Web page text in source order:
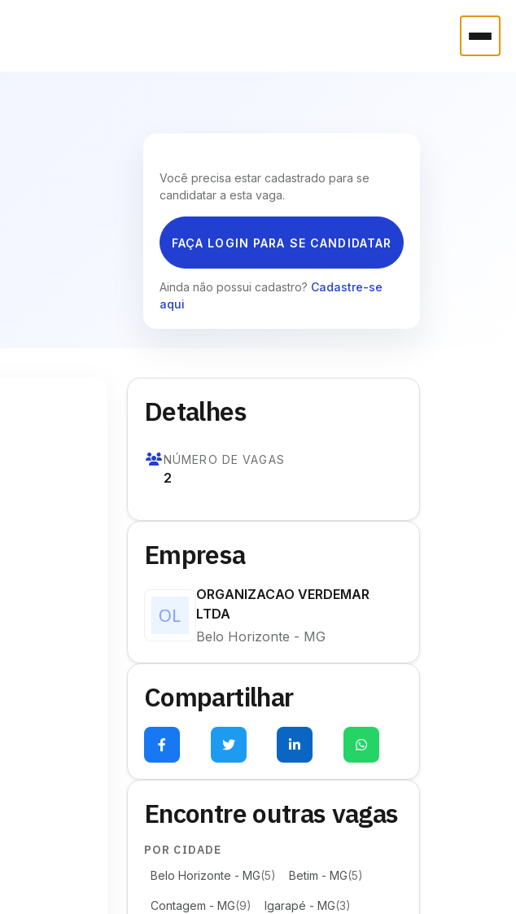
Você precisa estar cadastrado para se
candidatar a esta vaga.
FAÇA LOGIN PARA SE CANDIDATAR
Ainda não possui cadastro? Cadastre-se
aqui
Detalhes
NÚMERO DE VAGAS
2
Empresa
ORGANIZACAO VERDEMAR
LTDA
Belo Horizonte - MG
Compartilhar
Encontre outras vagas
POR CIDADE
Belo Horizonte - MG(5) Betim - MG(5)
Contagem - MG(9) Igarapé - MG(3)